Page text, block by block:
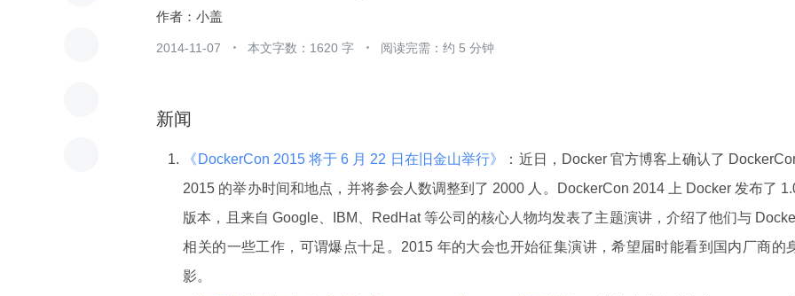
小盖
2014-11-07 本文字数：1620 字 阅读完需：约 5 分钟
新闻
《DockerCon 2015 将于 6 月 22 日在旧金山举行》
：近日，Docker 官方博客上确认了
2015 的举办时间和地点，并将参会人数调整到了 2000 人。DockerCon 2014 上 Docker 发布了
版本，且来自 Google、IBM、RedHat 等公司的核心人物均发表了主题演讲，介绍了他们与
相关的一些工作，可谓爆点十足。2015 年的大会也开始征集演讲，希望届时能看到国内厂商的
影。